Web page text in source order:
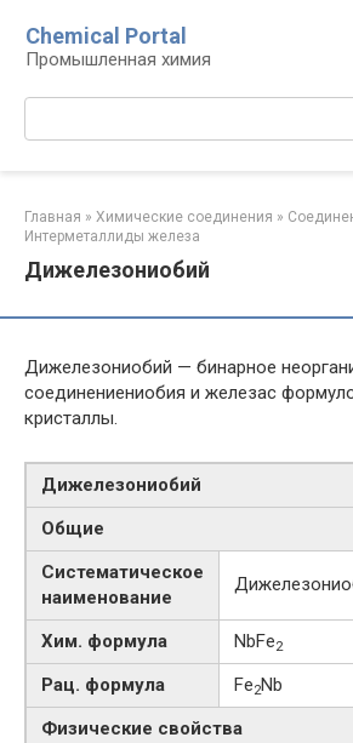
контенту
Chemical Portal
Промышленная химия
Главная » Химические соединения »
Интерметаллиды железа‎
Дижелезониобий
Дижелезониобий — бинарное
соединениениобия и железас
кристаллы.
Дижелезониобий
Общие
Систематическое
наименование
Хим. формула NbFe2
Рац. формула Fe2Nb
Физические свойства